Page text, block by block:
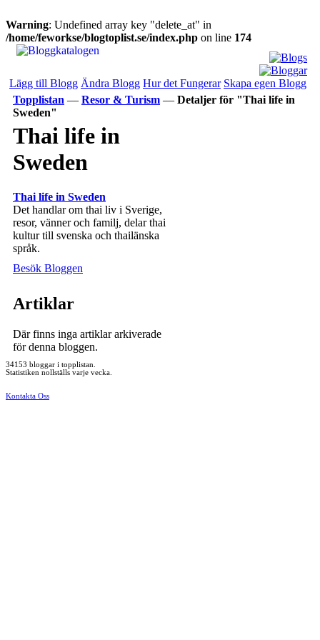
Warning: Undefined array key "delete_at" in
/home/feworkse/blogtoplist.se/index.php on line 174
Lägg till Blogg Ändra Blogg Hur det Fungerar Skapa egen Blogg
Topplistan — Resor & Turism — Detaljer för "Thai life in
Sweden"
Thai life in
Sweden
Thai life in Sweden
Det handlar om thai liv i Sverige,
resor, vänner och familj, delar thai
kultur till svenska och thailänska
språk.
Besök Bloggen
Artiklar
Där finns inga artiklar arkiverade
för denna bloggen.
34153 bloggar i topplistan.
Statistiken nollställs varje vecka.
Kontakta Oss